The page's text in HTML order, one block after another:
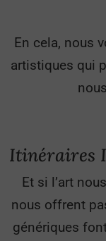
En cela, nous
artistiques qui
Itinéraires
Et si l’art
nous offrent
génériques